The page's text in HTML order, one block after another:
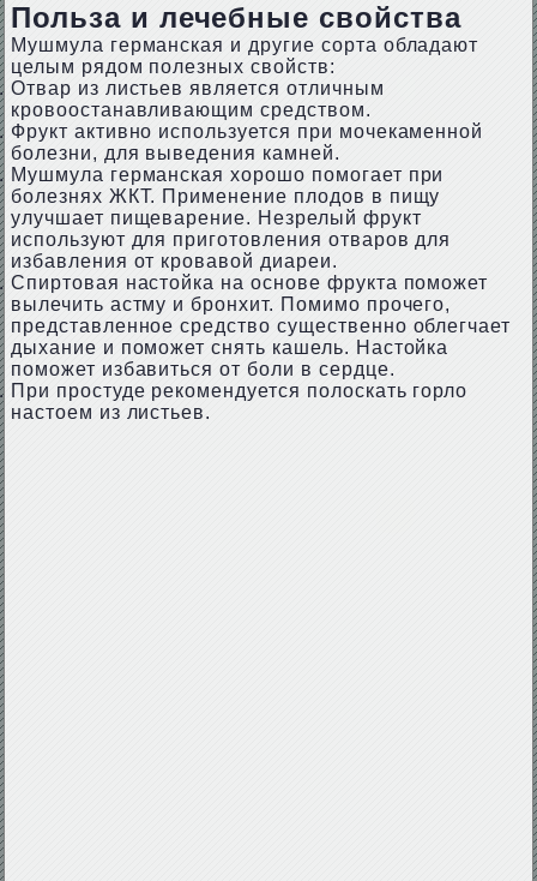
Польза и лечебные свойства
Мушмула германская и другие сорта обладают
целым рядом полезных свойств:
Отвар из листьев является отличным
кровоостанавливающим средством.
Фрукт активно используется при мочекаменной
болезни, для выведения камней.
Мушмула германская хорошо помогает при
болезнях ЖКТ. Применение плодов в пищу
улучшает пищеварение. Незрелый фрукт
используют для приготовления отваров для
избавления от кровавой диареи.
Спиртовая настойка на основе фрукта поможет
вылечить астму и бронхит. Помимо прочего,
представленное средство существенно облегчает
дыхание и поможет снять кашель. Настойка
поможет избавиться от боли в сердце.
При простуде рекомендуется полоскать горло
настоем из листьев.